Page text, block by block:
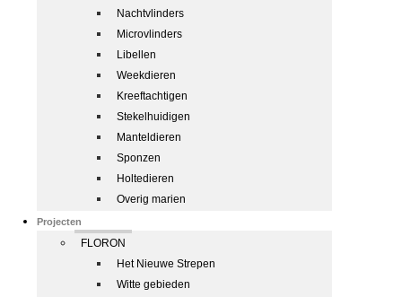
Nachtvlinders
Microvlinders
Libellen
Weekdieren
Kreeftachtigen
Stekelhuidigen
Manteldieren
Sponzen
Holtedieren
Overig marien
Projecten
FLORON
Het Nieuwe Strepen
Witte gebieden